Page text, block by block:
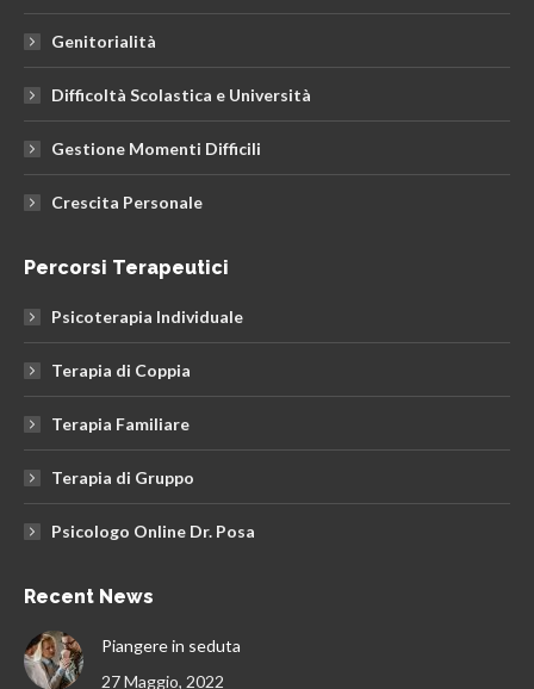
Genitorialità
Difficoltà Scolastica e Università
Gestione Momenti Difficili
Crescita Personale
Percorsi Terapeutici
Psicoterapia Individuale
Terapia di Coppia
Terapia Familiare
Terapia di Gruppo
Psicologo Online Dr. Posa
Recent News
Piangere in seduta
27 Maggio, 2022